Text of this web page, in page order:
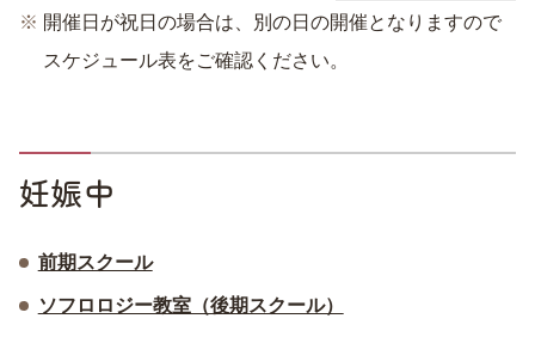
開催日が祝日の場合は、別の日の開催となりますので
スケジュール表をご確認ください。
妊娠中
前期スクール
ソフロロジー教室（後期スクール）